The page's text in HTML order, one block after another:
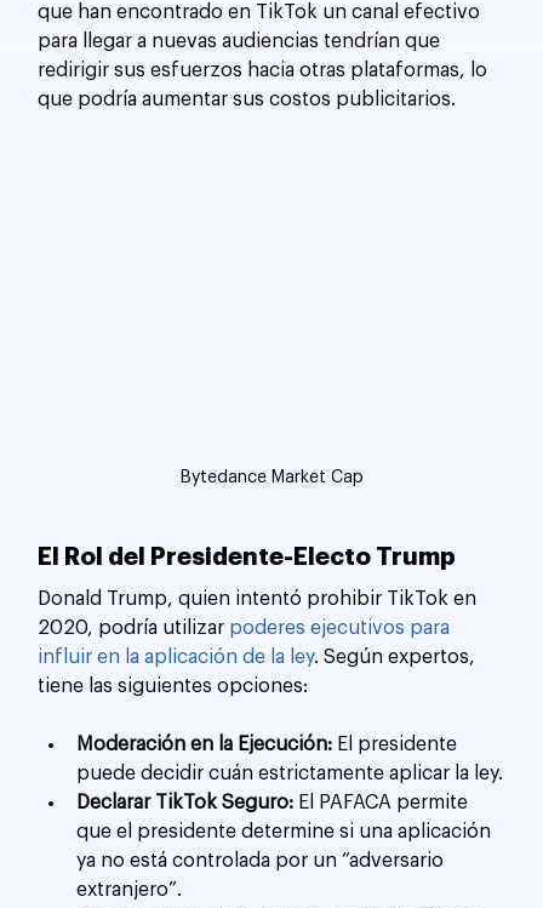
que han encontrado en TikTok un canal efectivo
para llegar a nuevas audiencias tendrían que
redirigir sus esfuerzos hacia otras plataformas, lo
que podría aumentar sus costos publicitarios.
Bytedance Market Cap
El Rol del Presidente-Electo Trump
Donald Trump, quien intentó prohibir TikTok en
2020, podría utilizar poderes ejecutivos para
influir en la aplicación de la ley. Según expertos,
tiene las siguientes opciones:
Moderación en la Ejecución: El presidente
puede decidir cuán estrictamente aplicar la ley.
Declarar TikTok Seguro: El PAFACA permite
que el presidente determine si una aplicación
ya no está controlada por un “adversario
extranjero”.